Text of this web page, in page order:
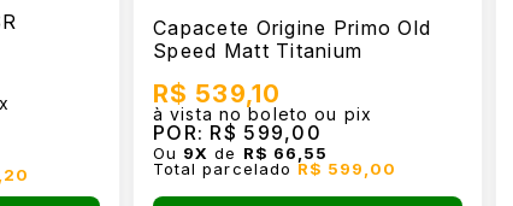
Capacete Origine Primo Old
Speed Matt Titanium
R$ 539,10
à vista no boleto ou pix
POR: R$ 599,00
Ou 9X de R$ 66,55
Total parcelado R$ 599,00